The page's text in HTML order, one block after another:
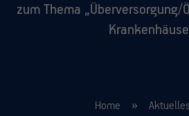
zum Thema „Überversorgung/
Home
Aktuelles